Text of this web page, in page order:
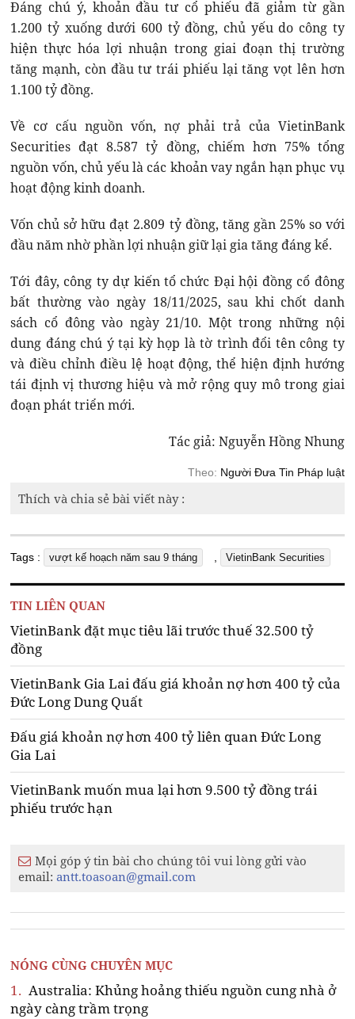
Đáng chú ý, khoản đầu tư cổ phiếu đã giảm từ gần
1.200 tỷ xuống dưới 600 tỷ đồng, chủ yếu do công ty
hiện thực hóa lợi nhuận trong giai đoạn thị trường
tăng mạnh, còn đầu tư trái phiếu lại tăng vọt lên hơn
1.100 tỷ đồng.
Về cơ cấu nguồn vốn, nợ phải trả của VietinBank
Securities đạt 8.587 tỷ đồng, chiếm hơn 75% tổng
nguồn vốn, chủ yếu là các khoản vay ngắn hạn phục vụ
hoạt động kinh doanh.
Vốn chủ sở hữu đạt 2.809 tỷ đồng, tăng gần 25% so với
đầu năm nhờ phần lợi nhuận giữ lại gia tăng đáng kể.
Tới đây, công ty dự kiến tổ chức Đại hội đồng cổ đông
bất thường vào ngày 18/11/2025, sau khi chốt danh
sách cổ đông vào ngày 21/10. Một trong những nội
dung đáng chú ý tại kỳ họp là tờ trình đổi tên công ty
và điều chỉnh điều lệ hoạt động, thể hiện định hướng
tái định vị thương hiệu và mở rộng quy mô trong giai
đoạn phát triển mới.
Tác giả: Nguyễn Hồng Nhung
Theo: Người Đưa Tin Pháp luật
Thích và chia sẻ bài viết này :
Tags : vượt kế hoạch năm sau 9 tháng , VietinBank Securities
TIN LIÊN QUAN
VietinBank đặt mục tiêu lãi trước thuế 32.500 tỷ
đồng
VietinBank Gia Lai đấu giá khoản nợ hơn 400 tỷ của
Đức Long Dung Quất
Đấu giá khoản nợ hơn 400 tỷ liên quan Đức Long
Gia Lai
VietinBank muốn mua lại hơn 9.500 tỷ đồng trái
phiếu trước hạn
Mọi góp ý tin bài cho chúng tôi vui lòng gửi vào
email:antt.toasoan@gmail.com
NÓNG CÙNG CHUYÊN MỤC
1. Australia: Khủng hoảng thiếu nguồn cung nhà ở
ngày càng trầm trọng